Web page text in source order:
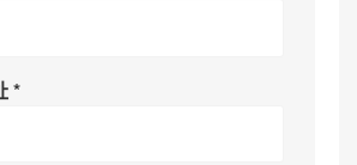
*